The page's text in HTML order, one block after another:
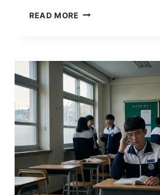
READ MORE 114
獎-
國
中
散
文
組
第
名
作
品